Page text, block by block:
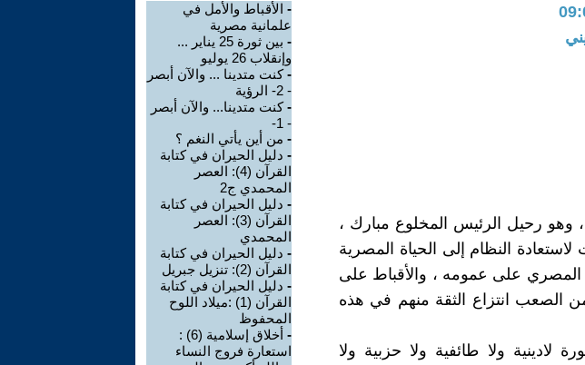
رحيل الرئيس المخلوع مبارك ،
النظام إلى الحياة المصرية
على عمومه ، والأقباط على
الصعب انتزاع الثقة منهم في هذه
ولا طائفية ولا حزبية ولا
- الأقباط والأمل في
علمانية مصرية
-
بين ثورة 25 يناير ...
وإنقلاب 26 يوليو
-كنت متدينا ... والآن أبصر
- 2- الرؤية
-كنت متدينا... والآن أبصر
- 1-
- من أين يأتي النغم ؟
- دليل الحيران في كتابة
القرآن (4): العصر
المحمدي ج2
- دليل الحيران في كتابة
القرآن (3): العصر
المحمدي
- دليل الحيران في كتابة
القرآن (2): تنزيل جبريل
- دليل الحيران في كتابة
القرآن (1) :ميلاد اللوح
المحفوظ
-
أخلاق إسلامية (6) :
استعارة فروج النساء